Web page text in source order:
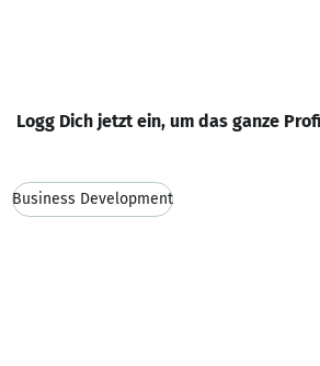
Logg Dich jetzt ein, um das ganze
Business Development